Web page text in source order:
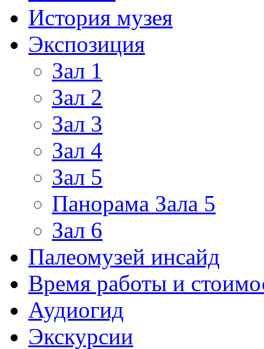
История музея
Экспозиция
Зал 1
Зал 2
Зал 3
Зал 4
Зал 5
Панорама Зала 5
Зал 6
Палеомузей инсайд
Время работы и
Аудиогид
Экскурсии